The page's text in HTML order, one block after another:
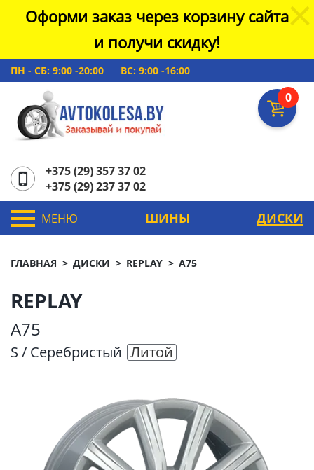
Оформи заказ через корзину сайта
и получи скидку!
ПН - СБ: 9:00 -20:00 ВС: 9:00 -16:00
0
+375 (29) 357 37 02
+375 (29) 237 37 02
МЕНЮ ШИНЫ ДИСКИ
ГЛАВНАЯ ДИСКИ REPLAY A75
REPLAY
A75
S / Серебристый Литой